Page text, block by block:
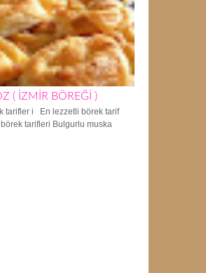
( İZMİR BÖREĞİ )
tarifler i En lezzetli börek tarif
tarifleri Bulgurlu muska